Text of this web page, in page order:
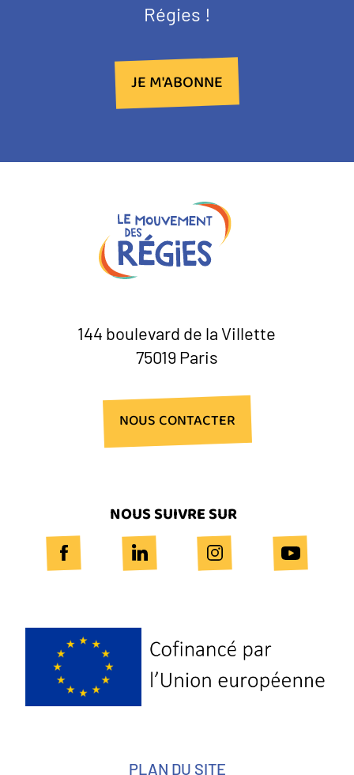
Régies !
JE M'ABONNE
NOUS CONTACTER
144 boulevard de la Villette
75019 Paris
NOUS SUIVRE SUR
Logo
Europe
PLAN DU SITE